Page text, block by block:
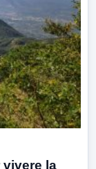
vivere la